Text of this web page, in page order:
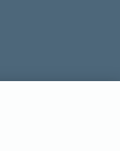
Versicherungen,